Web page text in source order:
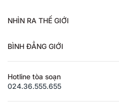
NHÌN RA THẾ GIỚI
BÌNH ĐẲNG GIỚI
Hotline tòa soạn
024.36.555.655